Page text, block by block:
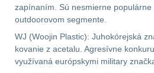
zapínaním. Sú nesmierne populárne
outdoorovom segmente.
WJ (Woojin Plastic): Juhokórejská
kovanie z acetalu. Agresívne
využívaná európskymi military